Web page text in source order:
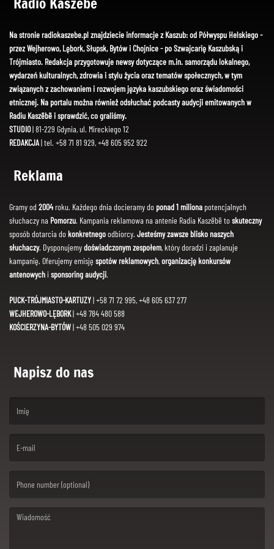
Na stronie radiokaszebe.pl znajdziecie informacje z Kaszub: od Półwyspu Helskiego -
przez Wejherowo, Lębork, Słupsk, Bytów i Chojnice - po Szwajcarię Kaszubską i
Trójmiasto. Redakcja przygotowuje newsy dotyczące m.in. samorządu lokalnego,
wydarzeń kulturalnych, zdrowia i stylu życia oraz tematów społecznych, w tym
związanych z zachowaniem i rozwojem języka kaszubskiego oraz świadomości
etnicznej. Na portalu można również odsłuchać podcasty audycji emitowanych w
Radiu Kaszëbë i sprawdzić, co graliśmy.
STUDIO| 81-229 Gdynia, ul. Mireckiego 12
REDAKCJA| tel. +58 71 81 929, +48 605 952 922
Reklama
Gramy od 2004roku. Każdego dnia docieramy do ponad 1 miliona potencjalnych
słuchaczy na Pomorzu. Kampania reklamowa na antenie Radia Kaszëbë toskuteczny
sposób dotarcia dokonkretnegoodbiorcy. Jesteśmy zawsze blisko naszych
słuchaczy. Dysponujemydoświadczonym zespołem, który doradzi i zaplanuje
kampanię. Oferujemy emisję spotów reklamowych,organizację konkursów
antenowychi sponsoring audycji.
PUCK-TRÓJMIASTO-KARTUZY| +58 71 72 995, +48 605 637 277
WEJHEROWO-LĘBORK| +48 784 480 588
KOŚCIERZYNA-BYTÓW| +48 505 029 974
Napisz do nas